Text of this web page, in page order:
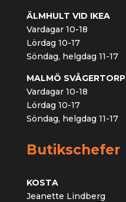
ÄLMHULT VID IKEA
Vardagar 10-18
Lördag 10-17
Söndag, helgdag 11-17
MALMÖ SVÅGERTORP
Vardagar 10-18
Lördag 10-17
Söndag, helgdag 11-17
Butikschefer
KOSTA
Jeanette Lindberg